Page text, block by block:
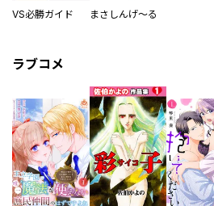
VS必勝ガイド まさしんげ～る
ラブコメ